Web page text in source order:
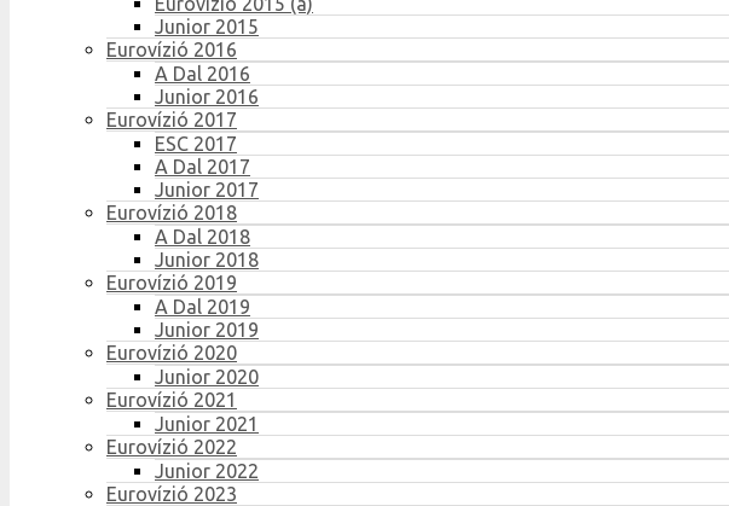
Junior 2015
Eurovízió 2016
A Dal 2016
Junior 2016
Eurovízió 2017
ESC 2017
A Dal 2017
Junior 2017
Eurovízió 2018
A Dal 2018
Junior 2018
Eurovízió 2019
A Dal 2019
Junior 2019
Eurovízió 2020
Junior 2020
Eurovízió 2021
Junior 2021
Eurovízió 2022
Junior 2022
Eurovízió 2023